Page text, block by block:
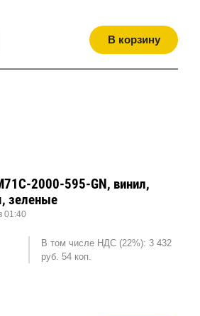
В корзину
2000-595-GN, винил,
зеленые
01:40
В том числе НДС (22%): 3 432
руб. 54 коп.